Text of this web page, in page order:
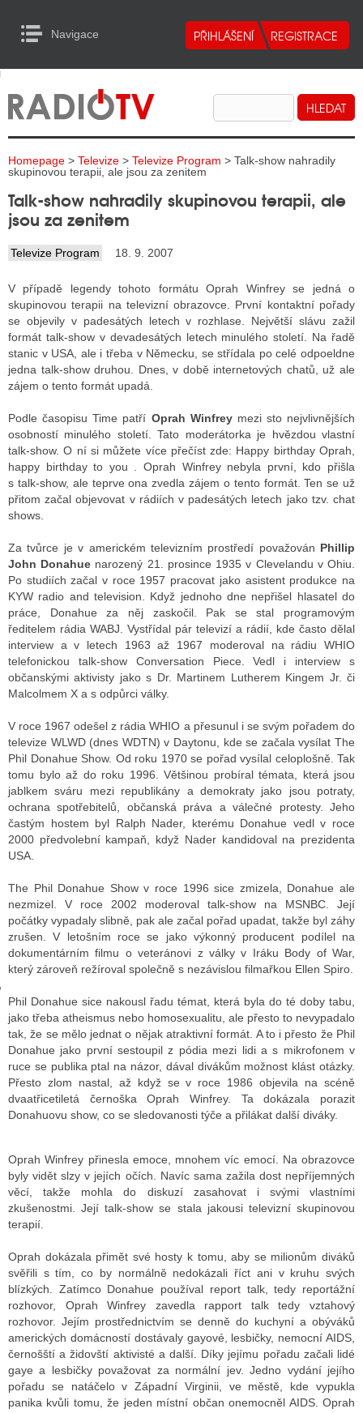
Navigace
RADIA
TELEVIZE
INTERNET
TISK
RADIA
RÁDIÍ
RÁDIÍ
VYSÍLAČE
TELEVIZE
TELEVIZÍ
VYSÍLAČE
RÁDIA
STRÁNKY RÁDIÍ
STRÁNKY TV
TISK
STÁT BLOGEREM
BLOGERA
DISKUTÉRA NA RADIOTV
STARŠÍCH DISKUZÍ
to Content
Homepage > Televize > Televize Program > Talk-show nahradily
skupinovou terapii, ale jsou za zenitem
Talk-show nahradily skupinovou terapii, ale
jsou za zenitem
Televize Program 18. 9. 2007
V případě legendy tohoto formátu Oprah Winfrey se jedná o
skupinovou terapii na televizní obrazovce. První kontaktní pořady
se objevily v padesátých letech v rozhlase. Největší slávu zažil
formát talk-show v devadesátých letech minulého století. Na řadě
stanic v USA, ale i třeba v Německu, se střídala po celé odpoeldne
jedna talk-show druhou. Dnes, v době internetových chatů, už ale
zájem o tento formát upadá.
Podle časopisu Time patří Oprah Winfreymezi sto nejvlivnějších
osobností minulého století. Tato moderátorka je hvězdou vlastní
talk-show. O ní si můžete více přečíst zde: Happy birthday Oprah,
happy birthday to you . Oprah Winfrey nebyla první, kdo přišla
s talk-show, ale teprve ona zvedla zájem o tento formát. Ten se už
přitom začal objevovat v rádiích v padesátých letech jako tzv. chat
shows.
Za tvůrce je v americkém televizním prostředí považován Phillip
John Donahue narozený 21. prosince 1935 v Clevelandu v Ohiu.
Po studiích začal v roce 1957 pracovat jako asistent produkce na
KYW radio and television. Když jednoho dne nepřišel hlasatel do
práce, Donahue za něj zaskočil. Pak se stal programovým
ředitelem rádia WABJ. Vystřídal pár televizí a rádií, kde často dělal
interview a v letech 1963 až 1967 moderoval na rádiu WHIO
telefonickou talk-show Conversation Piece. Vedl i interview s
občanskými aktivisty jako s Dr. Martinem Lutherem Kingem Jr. či
Malcolmem X a s odpůrci války.
V roce 1967 odešel z rádia WHIO a přesunul i se svým pořadem do
televize WLWD (dnes WDTN) v Daytonu, kde se začala vysílat The
Phil Donahue Show. Od roku 1970 se pořad vysílal celoplošně. Tak
tomu bylo až do roku 1996. Většinou probíral témata, která jsou
jablkem sváru mezi republikány a demokraty jako jsou potraty,
ochrana spotřebitelů, občanská práva a válečné protesty. Jeho
častým hostem byl Ralph Nader, kterému Donahue vedl v roce
2000 předvolební kampaň, když Nader kandidoval na prezidenta
USA.
The Phil Donahue Show v roce 1996 sice zmizela, Donahue ale
nezmizel. V roce 2002 moderoval talk-show na MSNBC. Její
počátky vypadaly slibně, pak ale začal pořad upadat, takže byl záhy
zrušen. V letošním roce se jako výkonný producent podílel na
dokumentárním filmu o veteránovi z války v Iráku Body of War,
který zároveň režíroval společně s nezávislou filmařkou Ellen Spiro.
Phil Donahue sice nakousl řadu témat, která byla do té doby tabu,
jako třeba atheismus nebo homosexualitu, ale přesto to nevypadalo
tak, že se mělo jednat o nějak atraktivní formát. A to i přesto že Phil
Donahue jako první sestoupil z pódia mezi lidi a s mikrofonem v
ruce se publika ptal na názor, dával divákům možnost klást otázky.
Přesto zlom nastal, až když se v roce 1986 objevila na scéně
dvaatřicetiletá černoška Oprah Winfrey. Ta dokázala porazit
Donahuovu show, co se sledovanosti týče a přilákat další diváky.
Oprah Winfrey přinesla emoce, mnohem víc emocí. Na obrazovce
byly vidět slzy v jejích očích. Navíc sama zažila dost nepříjemných
věcí, takže mohla do diskuzí zasahovat i svými vlastními
zkušenostmi. Její talk-show se stala jakousi televizní skupinovou
terapií.
Oprah dokázala přimět své hosty k tomu, aby se milionům diváků
svěřili s tím, co by normálně nedokázali říct ani v kruhu svých
blízkých. Zatímco Donahue používal report talk, tedy reportážní
rozhovor, Oprah Winfrey zavedla rapport talk tedy vztahový
rozhovor. Jejím prostřednictvím se denně do kuchyní a obýváků
amerických domácností dostávaly gayové, lesbičky, nemocní AIDS,
černošští a židovští aktivisté a další. Díky jejímu pořadu začali lidé
gaye a lesbičky považovat za normální jev. Jedno vydání jejího
pořadu se natáčelo v Západní Virginii, ve městě, kde vypukla
panika kvůli tomu, že jeden místní občan onemocněl AIDS. Oprah